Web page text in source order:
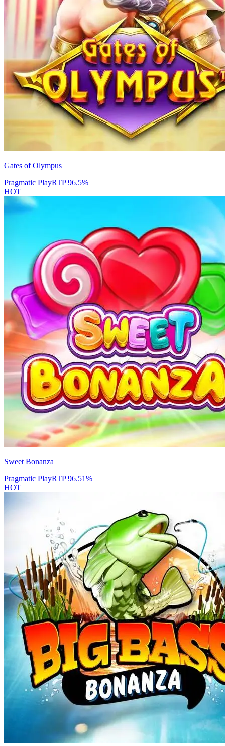
Gates of Olympus
Pragmatic PlayRTP96.5%
HOT
Sweet Bonanza
Pragmatic PlayRTP96.51%
HOT